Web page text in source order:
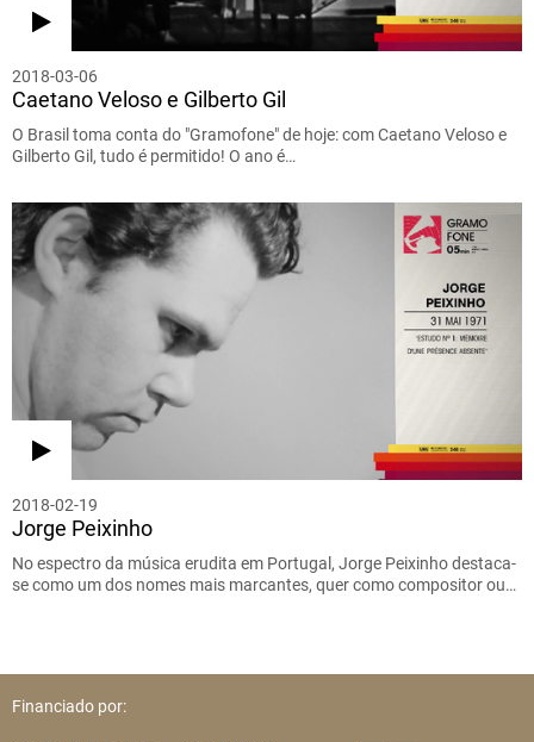
2018-03-06
Caetano Veloso e Gilberto Gil
O Brasil toma conta do "Gramofone" de hoje: com Caetano Veloso e
Gilberto Gil, tudo é permitido! O ano é…
2018-02-19
Jorge Peixinho
No espectro da música erudita em Portugal, Jorge Peixinho destaca-
se como um dos nomes mais marcantes, quer como compositor ou…
Financiado por: